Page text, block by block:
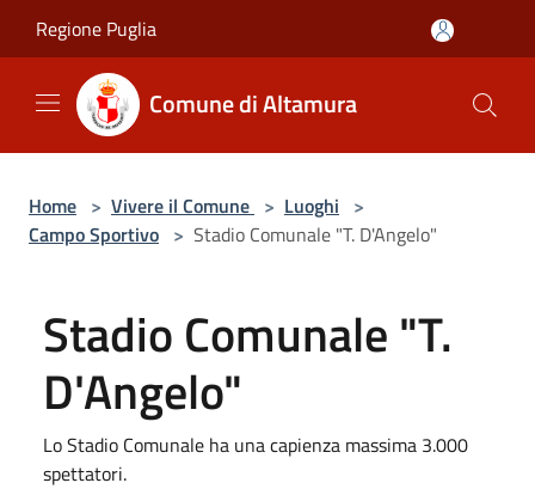
Regione Puglia
Comune di Altamura
Home > Vivere il Comune > Luoghi >
Campo Sportivo > Stadio Comunale "T. D'Angelo"
Stadio Comunale "T.
D'Angelo"
Lo Stadio Comunale ha una capienza massima 3.000
spettatori.